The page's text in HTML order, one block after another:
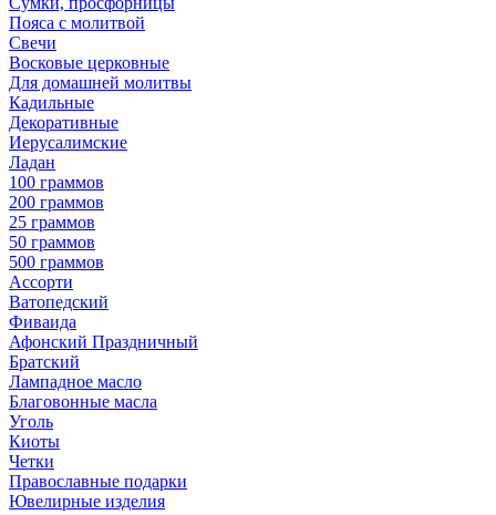
Пояса с молитвой
Свечи
Восковые церковные
Для домашней молитвы
Кадильные
Декоративные
Иерусалимские
Ладан
100 граммов
200 граммов
25 граммов
50 граммов
500 граммов
Ассорти
Ватопедский
Фиваида
Афонский Праздничный
Братский
Лампадное масло
Благовонные масла
Уголь
Киоты
Четки
Православные подарки
Ювелирные изделия